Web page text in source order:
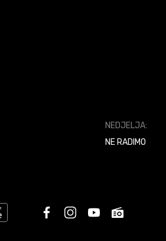
NEDJELJA:
NE RADIMO